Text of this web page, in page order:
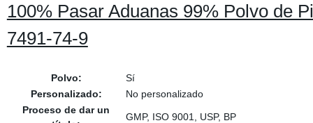
100% Pasar Aduanas 99% Polvo de
7491-74-9
Polvo:
Sí
Personalizado:
No personalizado
Proceso de dar un
GMP, ISO 9001, USP, BP